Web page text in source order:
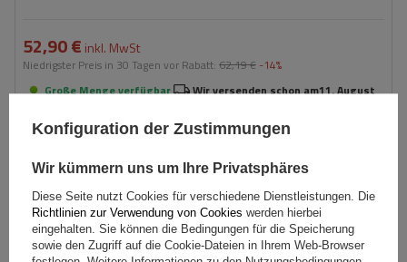
52,90 € inkl. MwSt
Niedrigster Preis in 30 Tagen vor Rabatt: 62,19 € -14%
Große Menge verfügbar
Wir versenden schon am11. August
In den
Konfiguration der Zustimmungen
Wir kümmern uns um Ihre Privatsphäres
Diese Seite nutzt Cookies für verschiedene Dienstleistungen. Die
Richtlinien zur Verwendung von Cookies werden hierbei
eingehalten. Sie können die Bedingungen für die Speicherung
sowie den Zugriff auf die Cookie-Dateien in Ihrem Web-Browser